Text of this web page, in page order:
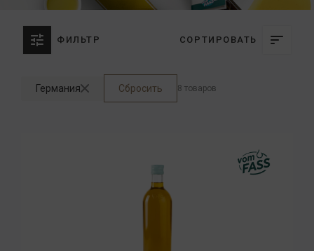
ФИЛЬТР СОРТИРОВАТЬ
Германия Сбросить 8 товаров